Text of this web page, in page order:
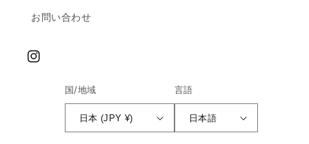
お問い合わせ
Instagram
国/地域
日本 (JPY ¥)
言語
日本語